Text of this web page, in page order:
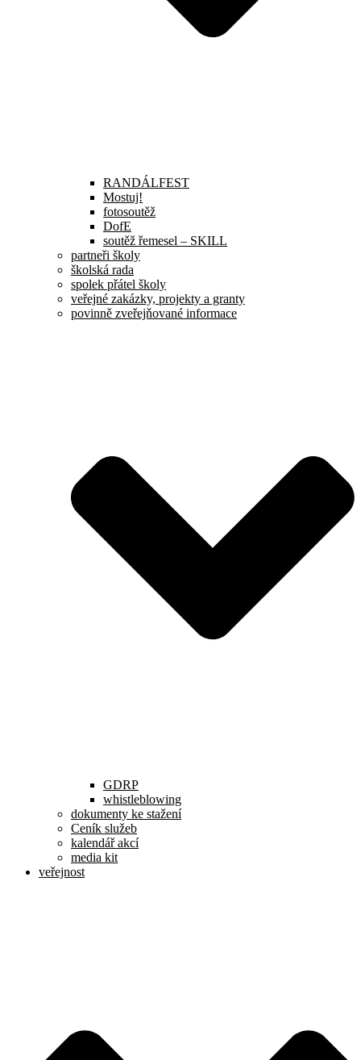
RANDÁLFEST
Mostuj!
fotosoutěž
DofE
soutěž řemesel – SKILL
partneři školy
školská rada
spolek přátel školy
veřejné zakázky, projekty a granty
povinně zveřejňované informace
GDRP
whistleblowing
dokumenty ke stažení
Ceník služeb
kalendář akcí
media kit
veřejnost